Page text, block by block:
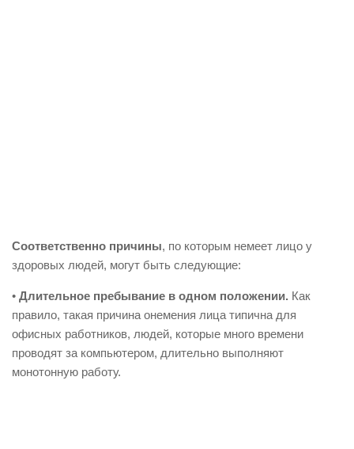
Соответственно причины, по которым немеет лицо у
здоровых людей, могут быть следующие:
• Длительное пребывание в одном положении. Как
правило, такая причина онемения лица типична для
офисных работников, людей, которые много времени
проводят за компьютером, длительно выполняют
монотонную работу.